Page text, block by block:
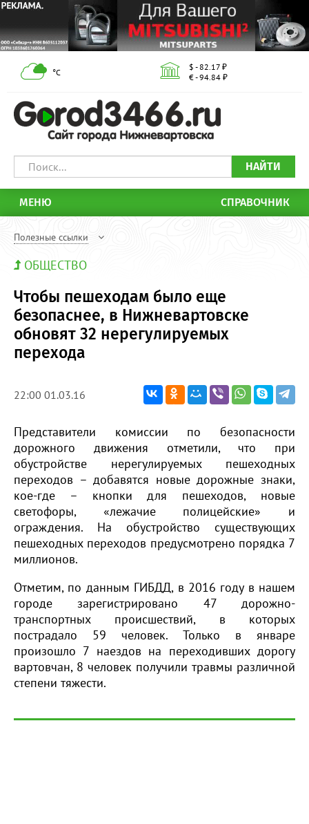
°С
$ - 82.17 ₽
€ - 94.84 ₽
НАЙТИ
МЕНЮ СПРАВОЧНИК
Полезные ссылки
ОБЩЕСТВО
Чтобы пешеходам было еще
безопаснее, в Нижневартовске
обновят 32 нерегулируемых
перехода
22:00 01.03.16
Представители комиссии по безопасности
дорожного движения отметили, что при
обустройстве нерегулируемых пешеходных
переходов – добавятся новые дорожные знаки,
кое-где – кнопки для пешеходов, новые
светофоры, «лежачие полицейские» и
ограждения. На обустройство существующих
пешеходных переходов предусмотрено порядка 7
миллионов.
Отметим, по данным ГИБДД, в 2016 году в нашем
городе зарегистрировано 47 дорожно-
транспортных происшествий, в которых
пострадало 59 человек. Только в январе
произошло 7 наездов на переходивших дорогу
вартовчан, 8 человек получили травмы различной
степени тяжести.